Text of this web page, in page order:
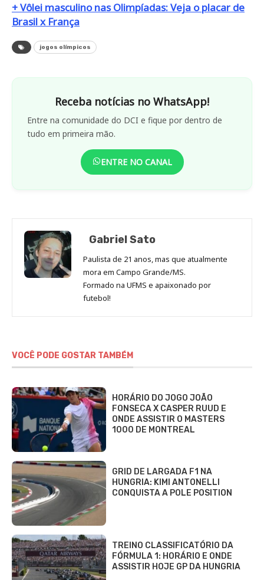
+ Vôlei masculino nas Olimpíadas: Veja o placar de
Brasil x França
jogos olímpicos
Receba notícias no WhatsApp!
Entre na comunidade do DCI e fique por dentro de
tudo em primeira mão.
ENTRE NO CANAL
Gabriel Sato
Paulista de 21 anos, mas que atualmente
mora em Campo Grande/MS.
Formado na UFMS e apaixonado por
futebol!
VOCÊ PODE GOSTAR TAMBÉM
HORÁRIO DO JOGO JOÃO
FONSECA X CASPER RUUD E
ONDE ASSISTIR O MASTERS
1000 DE MONTREAL
GRID DE LARGADA F1 NA
HUNGRIA: KIMI ANTONELLI
CONQUISTA A POLE POSITION
TREINO CLASSIFICATÓRIO DA
FÓRMULA 1: HORÁRIO E ONDE
ASSISTIR HOJE GP DA HUNGRIA